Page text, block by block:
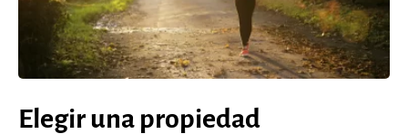
Elegir una propiedad